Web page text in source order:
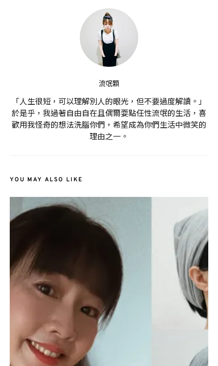
流氓顆
「人生很短，可以理解別人的眼光，但不要過度解讀。」
於是乎，我過著自由自在且偶爾耍點任性流氓的生活，喜
歡用我怪奇的想法洗腦你們，希望成為你們生活中微笑的
理由之一。
YOU MAY ALSO LIKE